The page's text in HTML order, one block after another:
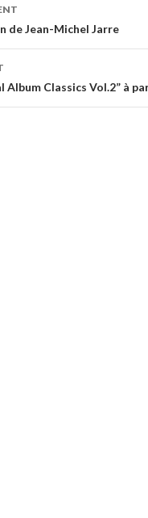
de Jean-Michel Jarre
Classics Vol.2” à